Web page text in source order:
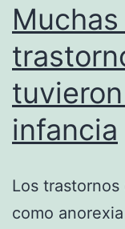
infancia
Los
como